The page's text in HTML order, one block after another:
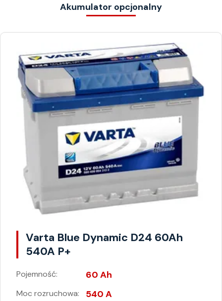
Akumulator opcjonalny
Varta Blue Dynamic D24 60Ah
540A P+
Pojemność: 60 Ah
Moc rozruchowa: 540 A